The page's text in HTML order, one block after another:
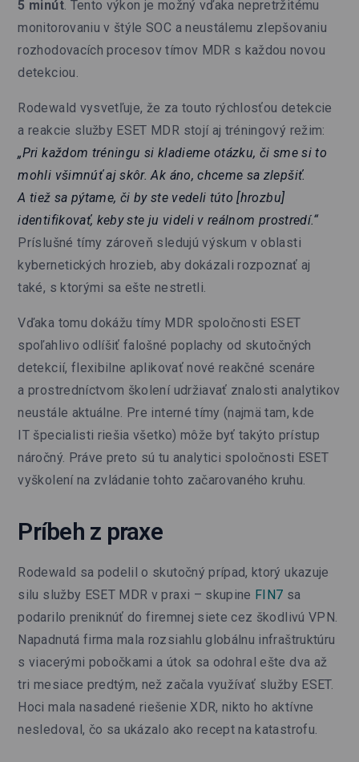
5 minút. Tento výkon je možný vďaka nepretržitému
monitorovaniu v štýle SOC a neustálemu zlepšovaniu
rozhodovacích procesov tímov MDR s každou novou
detekciou.
Rodewald vysvetľuje, že za touto rýchlosťou detekcie
a reakcie služby ESET MDR stojí aj tréningový režim:
„Pri každom tréningu si kladieme otázku, či sme si to
mohli všimnúť aj skôr. Ak áno, chceme sa zlepšiť.
A tiež sa pýtame, či by ste vedeli túto [hrozbu]
identifikovať, keby ste ju videli v reálnom prostredí.“
Príslušné tímy zároveň sledujú výskum v oblasti
kybernetických hrozieb, aby dokázali rozpoznať aj
také, s ktorými sa ešte nestretli.
Vďaka tomu dokážu tímy MDR spoločnosti ESET
spoľahlivo odlíšiť falošné poplachy od skutočných
detekcií, flexibilne aplikovať nové reakčné scenáre
a prostredníctvom školení udržiavať znalosti analytikov
neustále aktuálne. Pre interné tímy (najmä tam, kde
IT špecialisti riešia všetko) môže byť takýto prístup
náročný. Práve preto sú tu analytici spoločnosti ESET
vyškolení na zvládanie tohto začarovaného kruhu.
Príbeh z praxe
Rodewald sa podelil o skutočný prípad, ktorý ukazuje
silu služby ESET MDR v praxi – skupine FIN7 sa
podarilo preniknúť do firemnej siete cez škodlivú VPN.
Napadnutá firma mala rozsiahlu globálnu infraštruktúru
s viacerými pobočkami a útok sa odohral ešte dva až
tri mesiace predtým, než začala využívať služby ESET.
Hoci mala nasadené riešenie XDR, nikto ho aktívne
nesledoval, čo sa ukázalo ako recept na katastrofu.